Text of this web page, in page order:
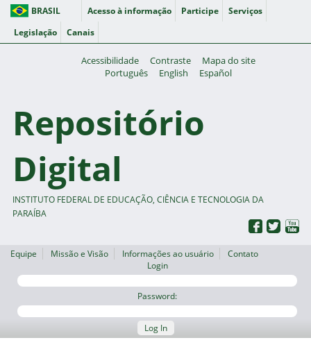
BRASIL Acesso à informação Participe
Serviços
Legislação
Canais
Acessibilidade Contraste
Mapa do site
Português
English Español
Repositório
Digital
INSTITUTO FEDERAL DE EDUCAÇÃO, CIÊNCIA E TECNOLOGIA DA
PARAÍBA
Equipe Missão e Visão Informações ao usuário
Contato
Login
Password:
Log In